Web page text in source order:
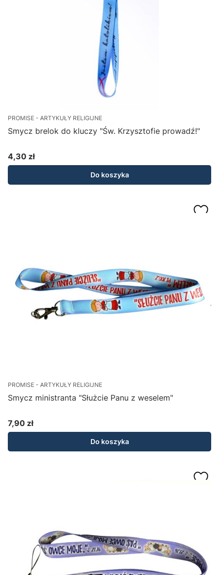
PROMISE - ARTYKUŁY RELIGIJNE
Smycz brelok do kluczy "Św. Krzysztofie prowadź!"
Cena
4,30 zł
Do koszyka
PROMISE - ARTYKUŁY RELIGIJNE
Smycz ministranta "Służcie Panu z weselem"
Cena
7,90 zł
Do koszyka